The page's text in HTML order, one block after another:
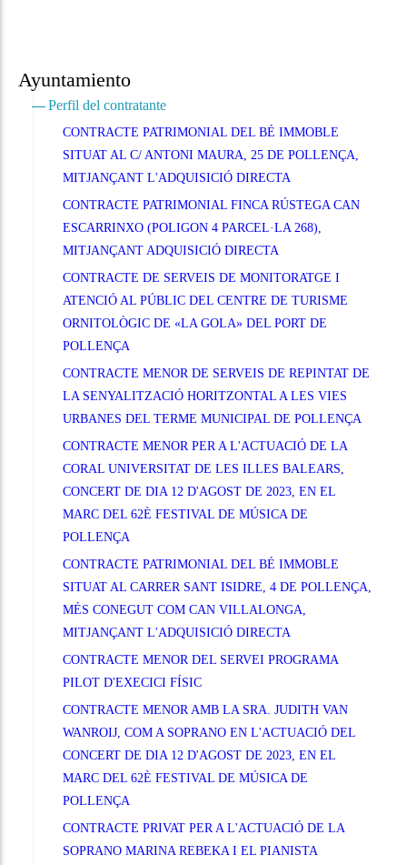
Ayuntamiento
Perfil del contratante
CONTRACTE PATRIMONIAL DEL BÉ IMMOBLE
SITUAT AL C/ ANTONI MAURA, 25 DE POLLENÇA,
MITJANÇANT L'ADQUISICIÓ DIRECTA
CONTRACTE PATRIMONIAL FINCA RÚSTEGA CAN
ESCARRINXO (POLIGON 4 PARCEL·LA 268),
MITJANÇANT ADQUISICIÓ DIRECTA
CONTRACTE DE SERVEIS DE MONITORATGE I
ATENCIÓ AL PÚBLIC DEL CENTRE DE TURISME
ORNITOLÒGIC DE «LA GOLA» DEL PORT DE
POLLENÇA
CONTRACTE MENOR DE SERVEIS DE REPINTAT DE
LA SENYALITZACIÓ HORITZONTAL A LES VIES
URBANES DEL TERME MUNICIPAL DE POLLENÇA
CONTRACTE MENOR PER A L'ACTUACIÓ DE LA
CORAL UNIVERSITAT DE LES ILLES BALEARS,
CONCERT DE DIA 12 D'AGOST DE 2023, EN EL
MARC DEL 62È FESTIVAL DE MÚSICA DE
POLLENÇA
CONTRACTE PATRIMONIAL DEL BÉ IMMOBLE
SITUAT AL CARRER SANT ISIDRE, 4 DE POLLENÇA,
MÉS CONEGUT COM CAN VILLALONGA,
MITJANÇANT L'ADQUISICIÓ DIRECTA
CONTRACTE MENOR DEL SERVEI PROGRAMA
PILOT D'EXECICI FÍSIC
CONTRACTE MENOR AMB LA SRA. JUDITH VAN
WANROIJ, COM A SOPRANO EN L'ACTUACIÓ DEL
CONCERT DE DIA 12 D'AGOST DE 2023, EN EL
MARC DEL 62È FESTIVAL DE MÚSICA DE
POLLENÇA
CONTRACTE PRIVAT PER A L'ACTUACIÓ DE LA
SOPRANO MARINA REBEKA I EL PIANISTA